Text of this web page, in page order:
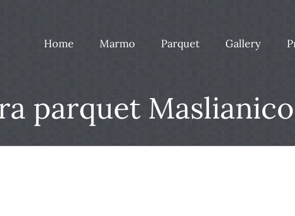
Home Marmo Parquet Gallery
parquet Maslianico